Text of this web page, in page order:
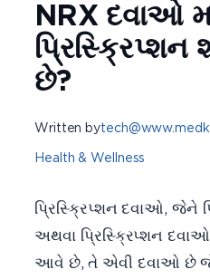
NRX દવાઓ
પ્રિસ્ક્રિપ્શન
છે?
Written by
Health & Wellness
પ્રિસ્ક્રિપ્શન દવાઓ, જેને
અથવા પ્રિસ્ક્રિપ્શન
આવે છે, તે એવી દવાઓ છે જે